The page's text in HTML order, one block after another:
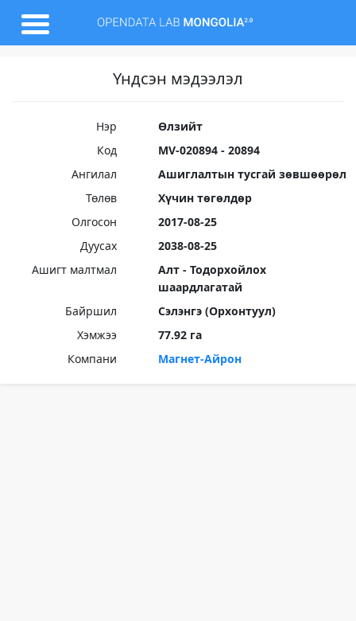
Үндсэн мэдээлэл
Нэр
Өлзийт
Код
MV-020894 - 20894
Ангилал
Ашиглалтын тусгай зөвшөөрөл
Төлөв
Хүчин төгөлдөр
Олгосон
2017-08-25
Дуусах
2038-08-25
Ашигт малтмал
Алт - Тодорхойлох
шаардлагатай
Байршил
Сэлэнгэ (Орхонтуул)
Хэмжээ
77.92 га
Компани
Магнет-Айрон